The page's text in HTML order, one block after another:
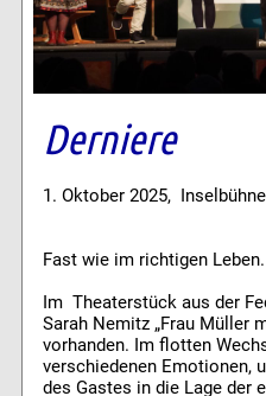
Derniere
1. Oktober 2025,
Fast wie im richtigen Leben.
Im Theaterstück aus der
Sarah Nemitz „Frau Müller
vorhanden. Im flotten
verschiedenen Emotionen,
des Gastes in die Lage der